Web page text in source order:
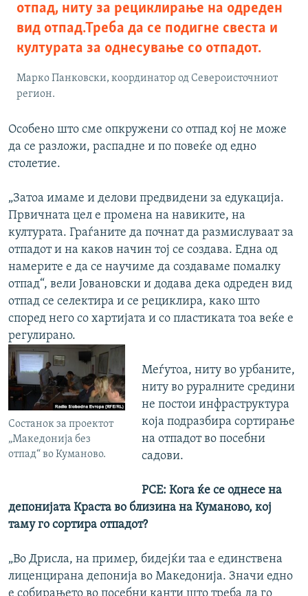
отпад, ниту за рециклирање на одреден
вид отпад.Треба да се подигне свеста и
културата за однесување со отпадот.
Марко Панковски, координатор од Североисточниот
регион.
Особено што сме опкружени со отпад кој не може
да се разложи, распадне и по повеќе од едно
столетие.
„Затоа имаме и делови предвидени за едукација.
Првичната цел е промена на навиките, на
културата. Граѓаните да почнат да размислуваат за
отпадот и на каков начин тој се создава. Една од
намерите е да се научиме да создаваме помалку
отпад“, вели Јовановски и додава дека одреден вид
отпад се селектира и се рециклира, како што
според него со хартијата и со пластиката тоа веќе е
регулирано.
Состанок за проектот
„Македонија без
отпад“ во Куманово.
Меѓутоа, ниту во урбаните,
ниту во руралните средини
не постои инфраструктура
која подразбира сортирање
на отпадот во посебни
садови.
РСЕ: Кога ќе се однесе на
депонијата Краста во близина на Куманово, кој
таму го сортира отпадот?
„Во Дрисла, на пример, бидејќи таа е единствена
лиценцирана депонија во Македонија. Значи едно